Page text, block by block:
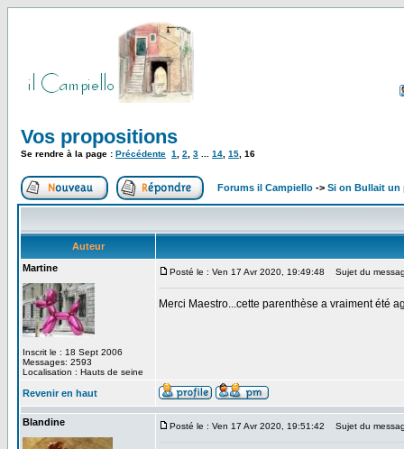
Vos propositions
Se rendre à la page : Précédente 1 2 3 14 15 16
Forums il Campiello -> Si on Bullait un
Auteur
Martine
Inscrit le : 18 Sept 2006
Messages: 2593
Localisation : Hauts de seine
Posté le : Ven 17 Avr 2020, 19:49:48 Sujet du
Merci Maestro...cette parenthèse a vraiment été
Revenir en haut
Blandine Posté le : Ven 17 Avr 2020, 19:51:42 Sujet du